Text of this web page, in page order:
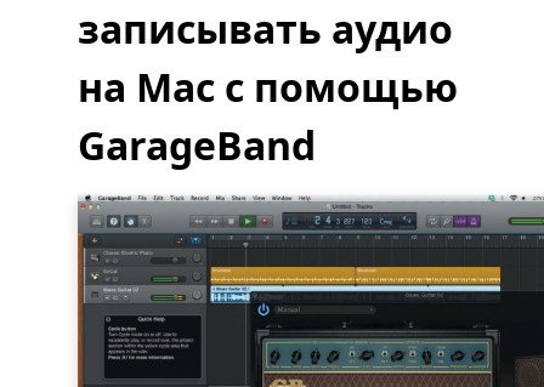
записывать аудио
на Mac с помощью
GarageBand